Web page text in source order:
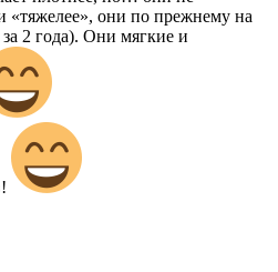
«тяжелее», они по прежнему на
2 года). Они мягкие и